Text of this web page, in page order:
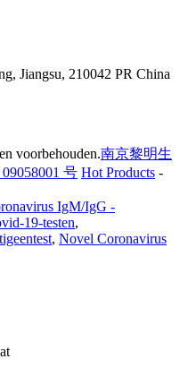
Jiangsu, 210042 PR China
voorbehouden.南京黎明生
号 Hot Products -
IgM/IgG -
19-testen,
, Novel Coronavirus